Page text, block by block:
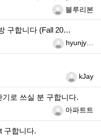
등록자블루리본
구합니다 (Fall 20…
등록자hyunjy…
등록자kJay
로 쓰실 분 구합니다.
등록자아파트트
구합니다.